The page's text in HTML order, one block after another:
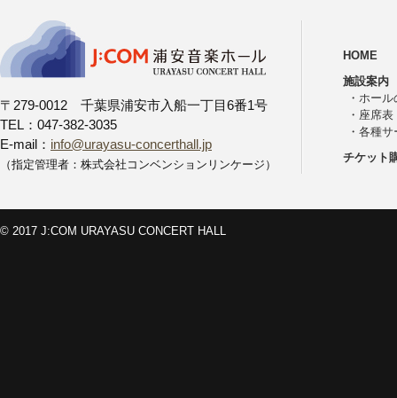
〒279-0012 千葉県浦安市入船一丁目6番1号
TEL：047-382-3035
E-mail： info@urayasu-concerthall.jp
（指定管理者：株式会社コンベンションリンケージ）
HOME
施設案内
・ ホール
・ 座席表
・ 各種サ
チケット
© 2017 J:COM URAYASU CONCERT HALL